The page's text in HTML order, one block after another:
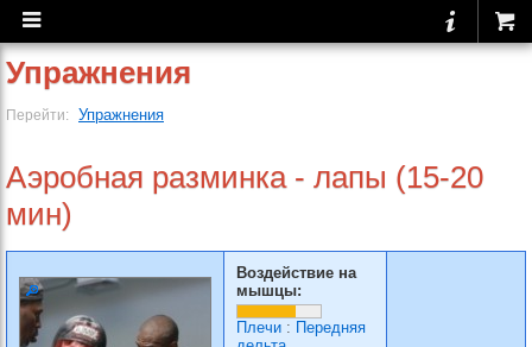
Упражнения
Перейти: Упражнения
Аэробная разминка - лапы (15-20
мин)
Воздействие на
мышцы:
Плечи : Передняя